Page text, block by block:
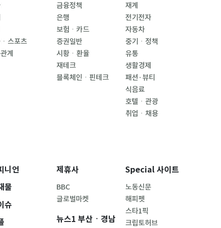
스포츠
계
금융정책
은행
보험ㆍ카드
증권일반
시황ㆍ환율
재테크
블록체인ㆍ핀테크
재계
전기전자
자동차
중기ㆍ정책
유통
생활경제
패션·뷰티
식음료
호텔ㆍ관광
취업ㆍ채용
니언
물
슈
제휴사
BBC
글로벌마켓
뉴스1 부산ㆍ경남
Special 사이트
노동신문
해피펫
스타1픽
크립토허브